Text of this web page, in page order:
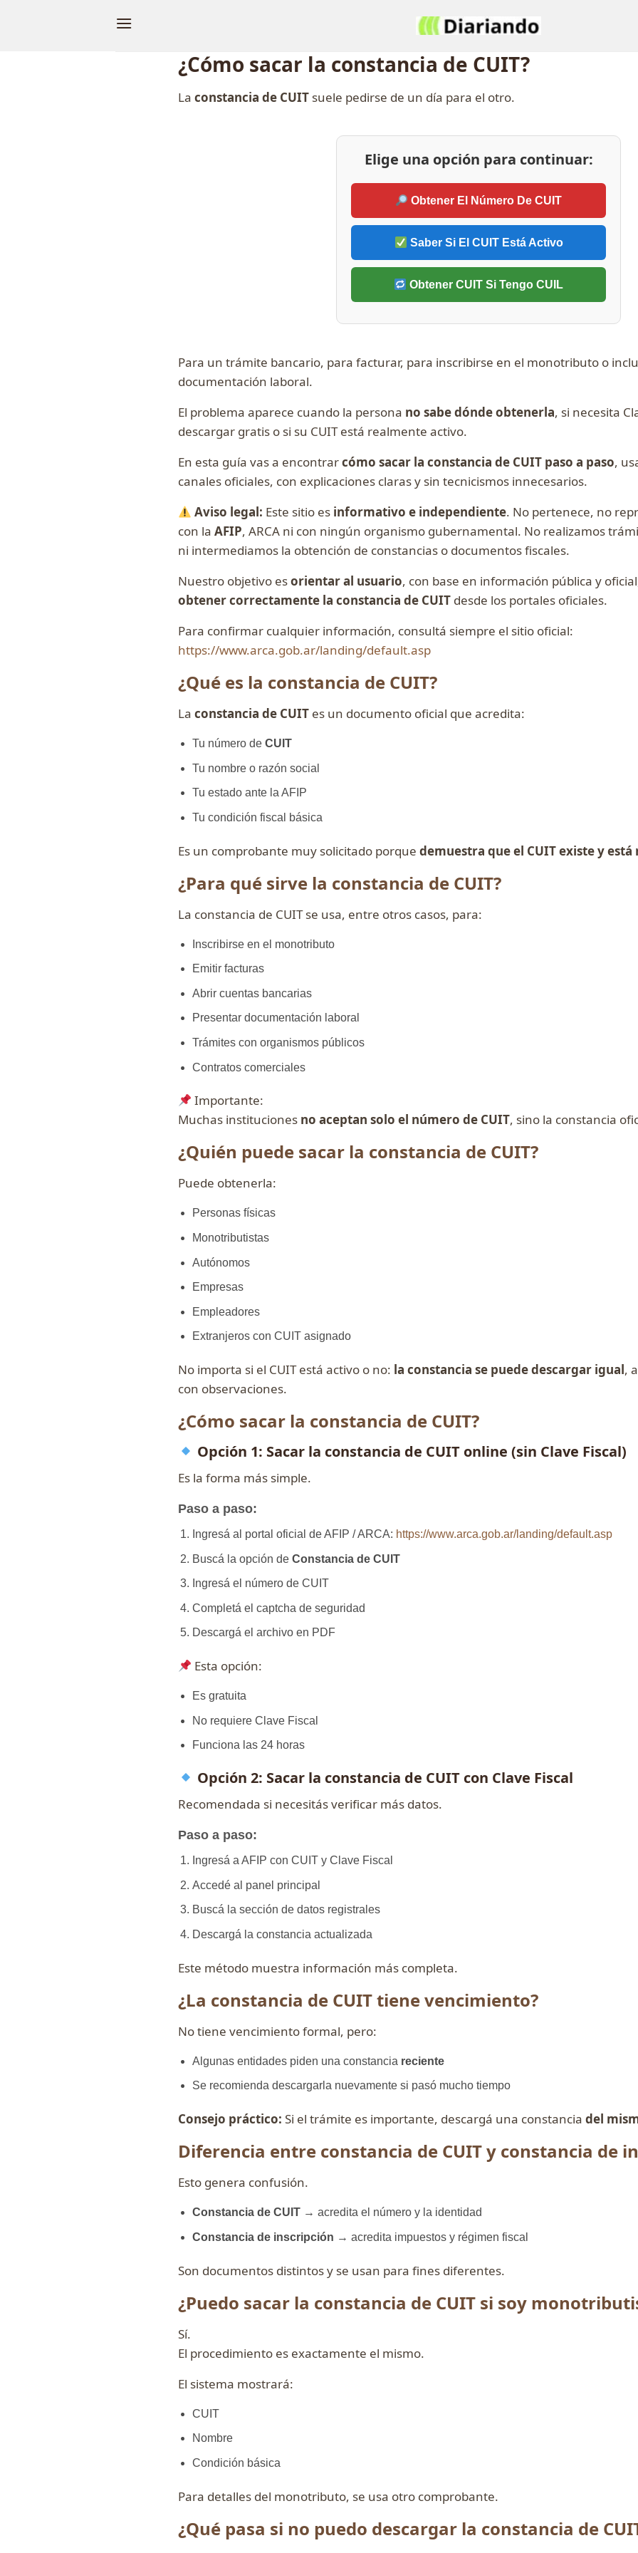
¿Cómo sacar la constancia de CUIT?
La constancia de CUITsuele pedirse de un día para el otro.
Elige una opción para continuar:
Obtener El Número De CUIT
Saber Si El CUIT Está Activo
Obtener CUIT Si Tengo CUIL
Para un trámite bancario, para facturar, para inscribirse en el monotributo o
documentación laboral.
El problema aparece cuando la persona no sabe dónde obtenerla, si necesita
descargar gratis o si su CUIT está realmente activo.
En esta guía vas a encontrarcómo sacar la constancia de CUIT paso a paso,
canales oficiales, con explicaciones claras y sin tecnicismos innecesarios.
Aviso legal: Este sitio es informativo e independiente. No pertenece, no
con la AFIP, ARCA ni con ningún organismo gubernamental. No realizamos
ni intermediamos la obtención de constancias o documentos fiscales.
Nuestro objetivo esorientar al usuario, con base en información pública y
obtener correctamente la constancia de CUITdesde los portales oficiales.
Para confirmar cualquier información, consultá siempre el sitio oficial:
https://www.arca.gob.ar/landing/default.asp
¿Qué es la constancia de CUIT?
La constancia de CUITes un documento oficial que acredita:
Tu número deCUIT
Tu nombre o razón social
Tu estado ante la AFIP
Tu condición fiscal básica
Es un comprobante muy solicitado porque demuestra que el CUIT existe y
¿Para qué sirve la constancia de CUIT?
La constancia de CUIT se usa, entre otros casos, para:
Inscribirse en el monotributo
Emitir facturas
Abrir cuentas bancarias
Presentar documentación laboral
Trámites con organismos públicos
Contratos comerciales
Importante:
Muchas instituciones no aceptan solo el número de CUIT, sino la constancia
¿Quién puede sacar la constancia de CUIT?
Puede obtenerla:
Personas físicas
Monotributistas
Autónomos
Empresas
Empleadores
Extranjeros con CUIT asignado
No importa si el CUIT está activo o no: la constancia se puede descargar igual,
con observaciones.
¿Cómo sacar la constancia de CUIT?
Opción 1: Sacar la constancia de CUIT online (sin Clave Fiscal)
Es la forma más simple.
Paso a paso:
Ingresá al portal oficial de AFIP / ARCA: https://www.arca.gob.ar/landing/default.asp
Buscá la opción deConstancia de CUIT
Ingresá el número de CUIT
Completá el captcha de seguridad
Descargá el archivo en PDF
Esta opción:
Es gratuita
No requiere Clave Fiscal
Funciona las 24 horas
Opción 2: Sacar la constancia de CUIT con Clave Fiscal
Recomendada si necesitás verificar más datos.
Paso a paso:
Ingresá a AFIP con CUIT y Clave Fiscal
Accedé al panel principal
Buscá la sección de datos registrales
Descargá la constancia actualizada
Este método muestra información más completa.
¿La constancia de CUIT tiene vencimiento?
No tiene vencimiento formal, pero:
Algunas entidades piden una constancia reciente
Se recomienda descargarla nuevamente si pasó mucho tiempo
Consejo práctico: Si el trámite es importante, descargá una constancia del
Diferencia entre constancia de CUIT y constancia de
Esto genera confusión.
Constancia de CUIT → acredita el número y la identidad
Constancia de inscripción → acredita impuestos y régimen fiscal
Son documentos distintos y se usan para fines diferentes.
¿Puedo sacar la constancia de CUIT si soy
Sí.
El procedimiento es exactamente el mismo.
El sistema mostrará:
CUIT
Nombre
Condición básica
Para detalles del monotributo, se usa otro comprobante.
¿Qué pasa si no puedo descargar la constancia de